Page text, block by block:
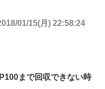
01/15(月) 22:58:24
まで回収できない時